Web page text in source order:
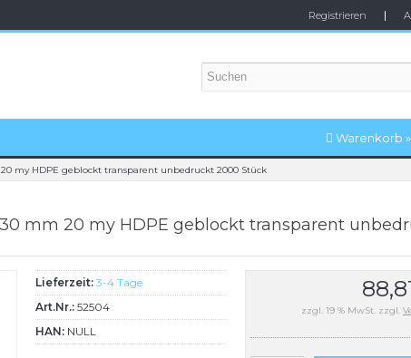
Registrieren
Warenkorb »
my HDPE geblockt transparent unbedruckt 2000 Stück
mm 20 my HDPE geblockt transparent
Lieferzeit: 3-4 Tage
Art.Nr.: 52504
HAN: NULL
zzgl. 19 % MwSt. zzgl.